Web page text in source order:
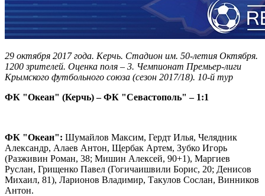
29 октября 2017 года. Керчь. Стадион им. 50-летия Октября.
1200 зрителей. Оценка поля – 3. Чемпионат Премьер-лиги
Крымского футбольного союза (сезон 2017/18). 10-й тур
ФК "Океан" (Керчь) – ФК "Севастополь" – 1:1
ФК "Океан": Шумайлов Максим, Гердт Илья, Челядник
Александр, Алаев Антон, Щербак Артем, Зубко Игорь
(Разживин Роман, 38; Мишин Алексей, 90+1), Маргиев
Руслан, Грищенко Павел (Гогичаишвили Борис, 20; Денисов
Михаил, 81), Ларионов Владимир, Такулов Сослан, Винников
Антон.